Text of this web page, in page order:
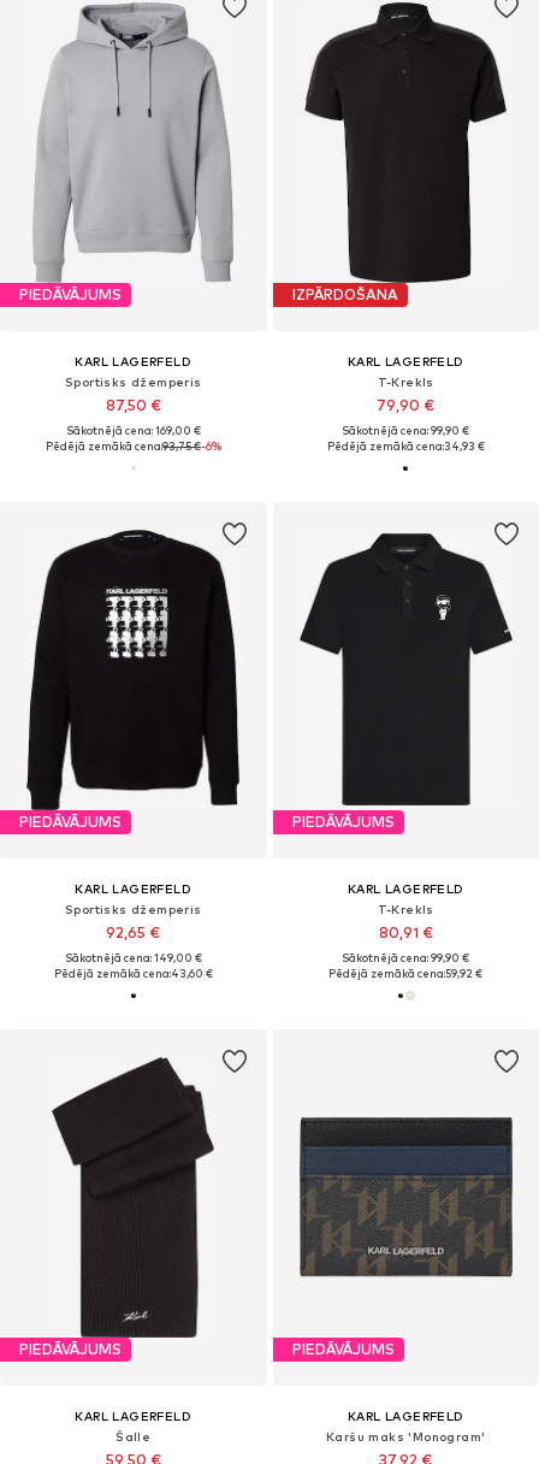
PIEDĀVĀJUMS
KARL LAGERFELD
Sportisks džemperis
87,50 €
Sākotnējā cena: 169,00 €
Pēdējā zemākā cena:93,75 €-6%
IZPĀRDOŠANA
KARL LAGERFELD
T-Krekls
79,90 €
Sākotnējā cena: 99,90 €
Pēdējā zemākā cena:34,93 €
PIEDĀVĀJUMS
KARL LAGERFELD
Sportisks džemperis
92,65 €
Sākotnējā cena: 149,00 €
Pēdējā zemākā cena:43,60 €
PIEDĀVĀJUMS
KARL LAGERFELD
T-Krekls
80,91 €
Sākotnējā cena: 99,90 €
Pēdējā zemākā cena:59,92 €
PIEDĀVĀJUMS
KARL LAGERFELD
Šalle
59,50 €
PIEDĀVĀJUMS
KARL LAGERFELD
Karšu maks 'Monogram'
37,92 €